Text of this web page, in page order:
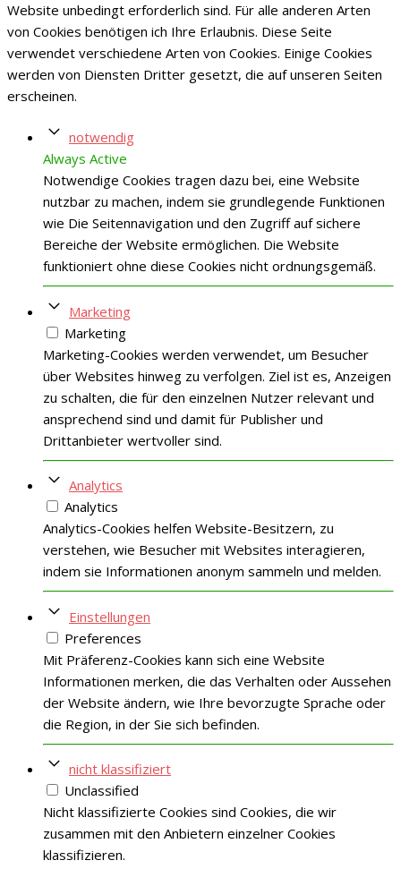
Website unbedingt erforderlich sind. Für alle anderen Arten
von Cookies benötigen ich Ihre Erlaubnis. Diese Seite
verwendet verschiedene Arten von Cookies. Einige Cookies
werden von Diensten Dritter gesetzt, die auf unseren Seiten
erscheinen.
notwendig
Always Active
Notwendige Cookies tragen dazu bei, eine Website
nutzbar zu machen, indem sie grundlegende Funktionen
wie Die Seitennavigation und den Zugriff auf sichere
Bereiche der Website ermöglichen. Die Website
funktioniert ohne diese Cookies nicht ordnungsgemäß.
Marketing
Marketing
Marketing-Cookies werden verwendet, um Besucher
über Websites hinweg zu verfolgen. Ziel ist es, Anzeigen
zu schalten, die für den einzelnen Nutzer relevant und
ansprechend sind und damit für Publisher und
Drittanbieter wertvoller sind.
Analytics
Analytics
Analytics-Cookies helfen Website-Besitzern, zu
verstehen, wie Besucher mit Websites interagieren,
indem sie Informationen anonym sammeln und melden.
Einstellungen
Preferences
Mit Präferenz-Cookies kann sich eine Website
Informationen merken, die das Verhalten oder Aussehen
der Website ändern, wie Ihre bevorzugte Sprache oder
die Region, in der Sie sich befinden.
nicht klassifiziert
Unclassified
Nicht klassifizierte Cookies sind Cookies, die wir
zusammen mit den Anbietern einzelner Cookies
klassifizieren.